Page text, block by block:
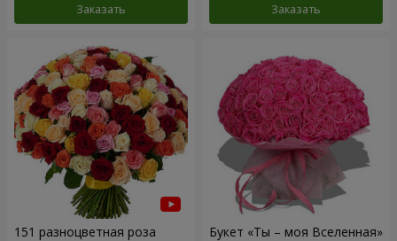
Заказать Заказать
151 разноцветная роза Букет «Ты – моя Вселенная»